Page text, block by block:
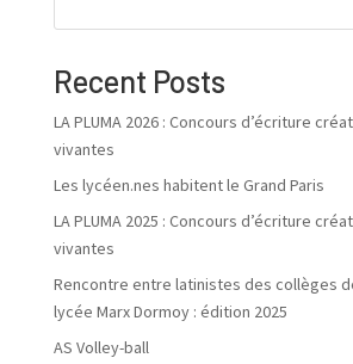
Recent Posts
LA PLUMA 2026 : Concours d’écriture
vivantes
Les lycéen.nes habitent le Grand Paris
LA PLUMA 2025 : Concours d’écriture
vivantes
Rencontre entre latinistes des collèges
lycée Marx Dormoy : édition 2025
AS Volley-ball